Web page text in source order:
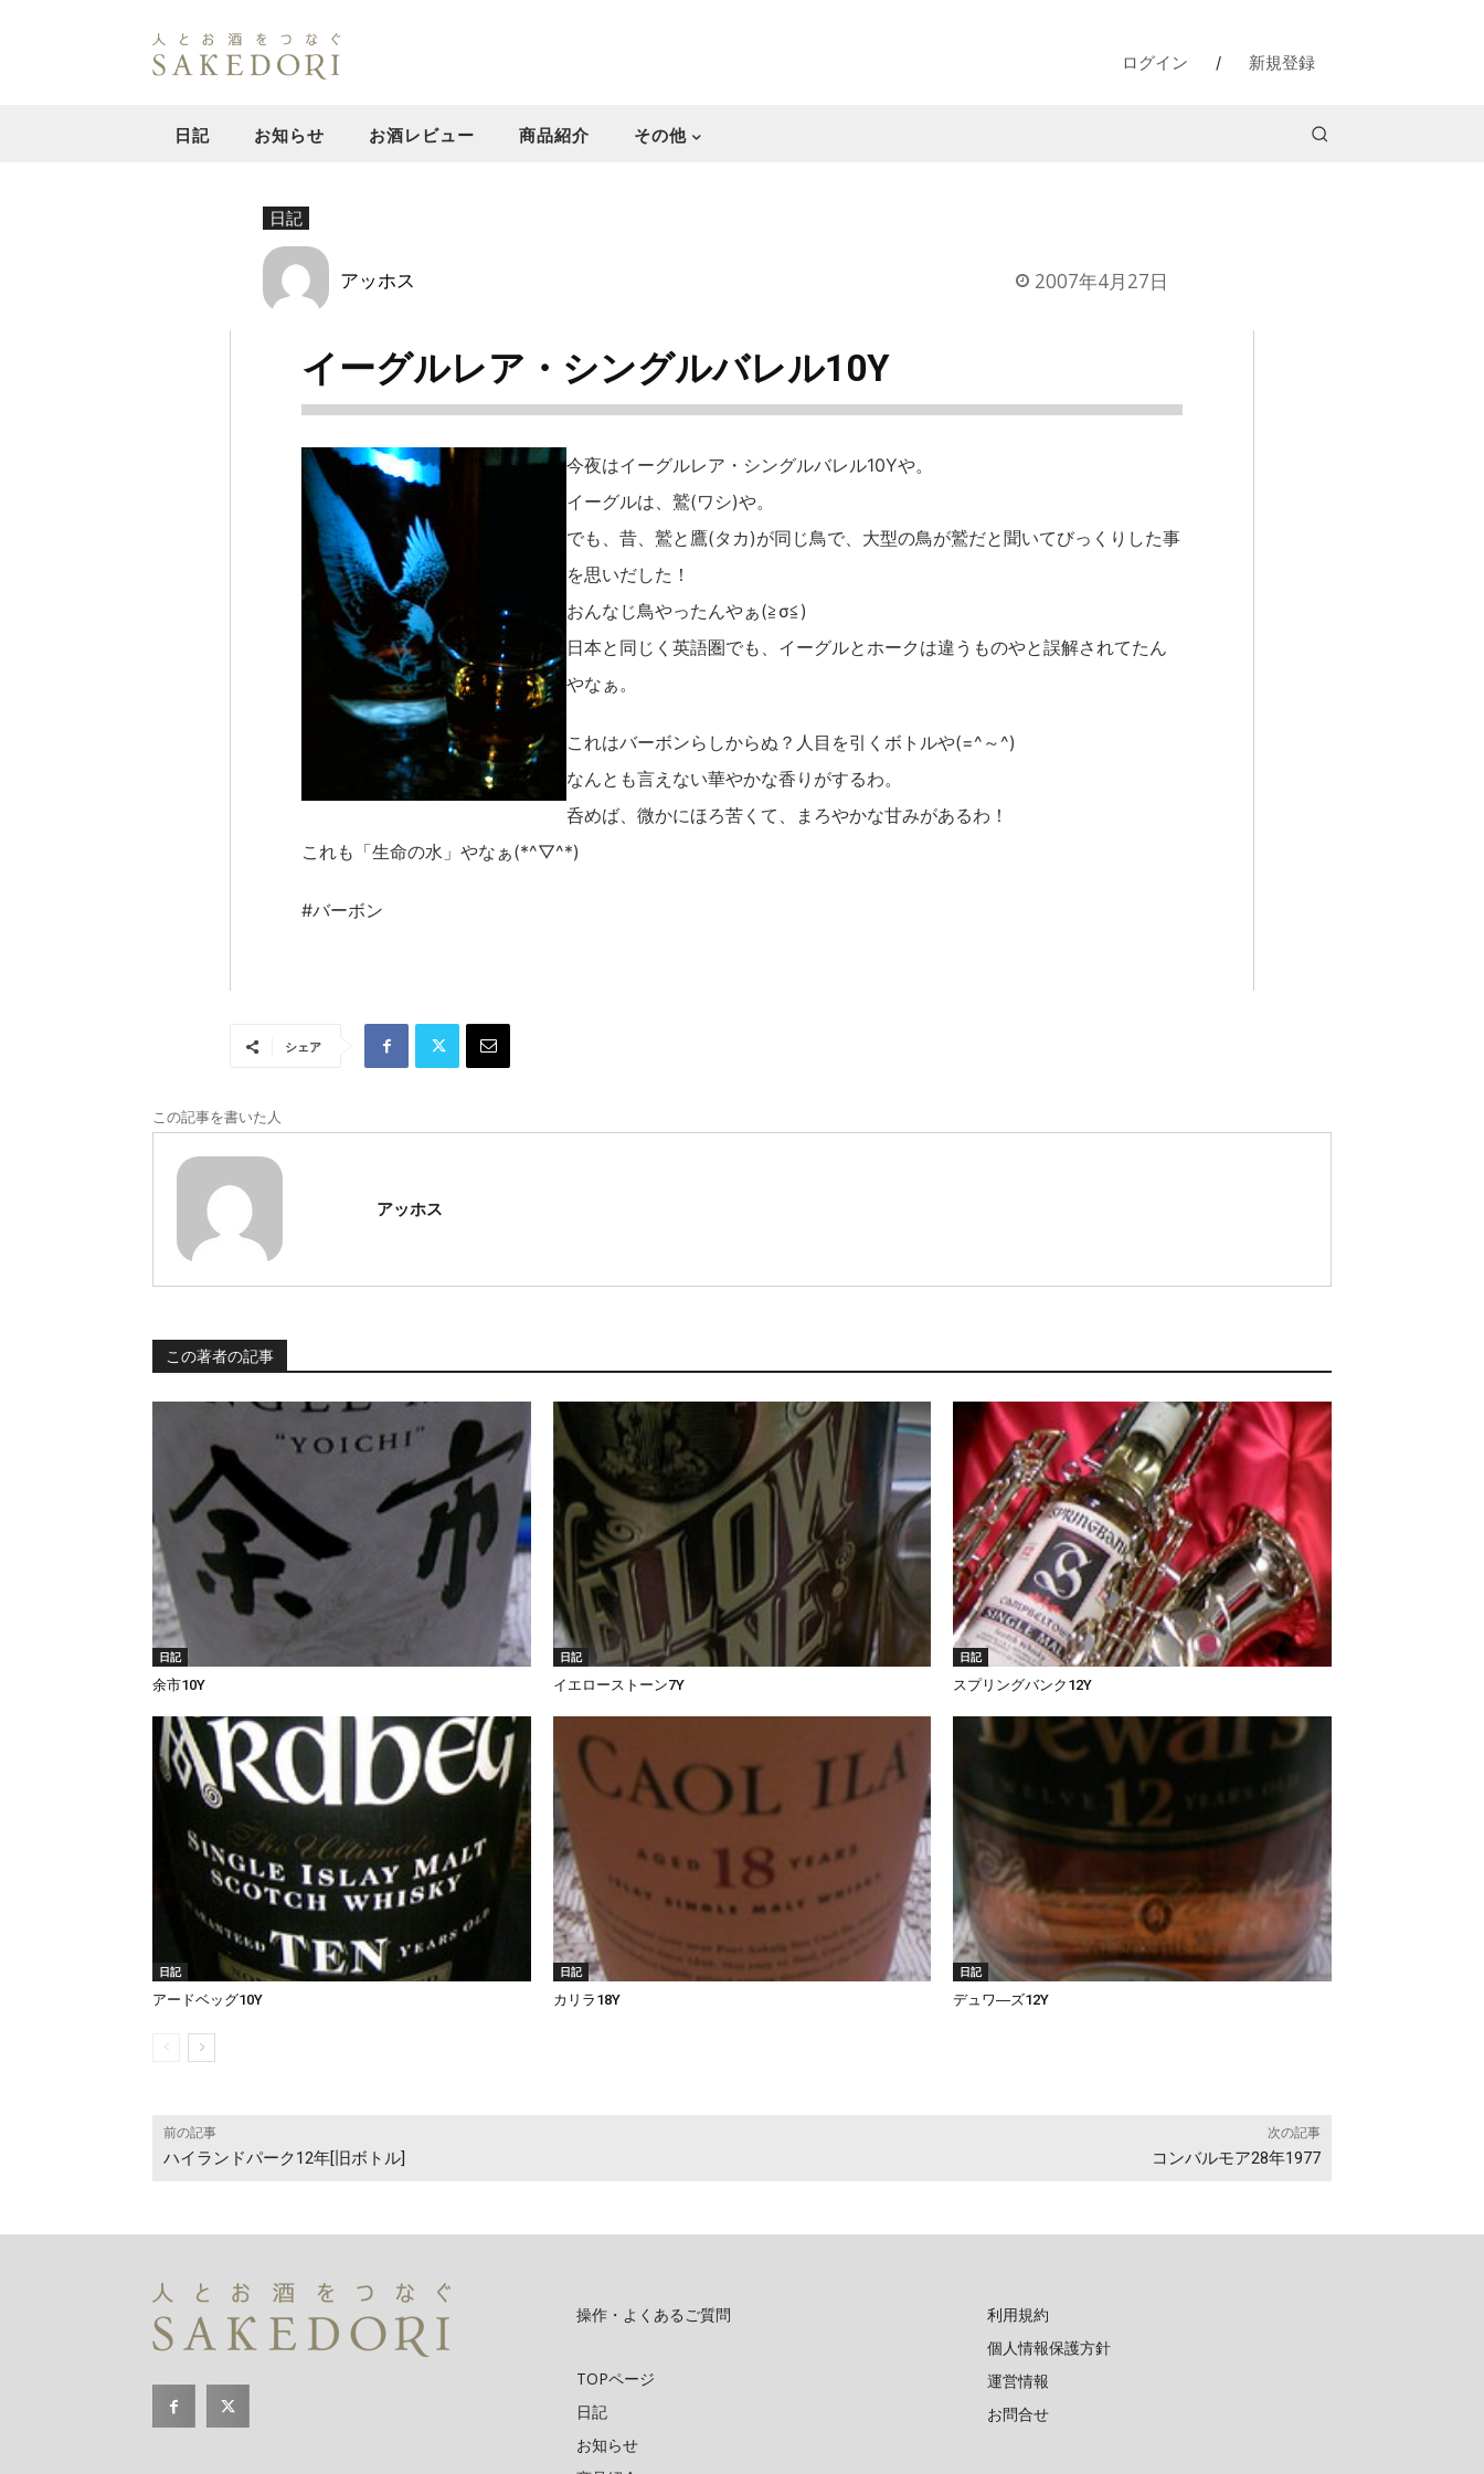
ログイン / 新規登録
日記 お知らせ お酒レビュー 商品紹介 その他
日記
アッホス 2007年4月27日
イーグルレア・シングルバレル10Y
今夜はイーグルレア・シングルバレル10Yや。
イーグルは、鷲(ワシ)や。
でも、昔、鷲と鷹(タカ)が同じ鳥で、大型の鳥が鷲だと聞いてびっくりした事
を思いだした！
おんなじ鳥やったんやぁ(≧σ≦)
日本と同じく英語圏でも、イーグルとホークは違うものやと誤解されてたん
やなぁ。
これはバーボンらしからぬ？人目を引くボトルや(=^～^)
なんとも言えない華やかな香りがするわ。
呑めば、微かにほろ苦くて、まろやかな甘みがあるわ！
これも「生命の水」やなぁ(*^▽^*)
#バーボン
シェア
この記事を書いた人
アッホス
この著者の記事
日記
余市10Y
日記
イエローストーン7Y
日記
スプリングバンク12Y
日記
アードベッグ10Y
日記
カリラ18Y
日記
デュワ―ズ12Y
前の記事
ハイランドパーク12年[旧ボトル]
次の記事
コンバルモア28年1977
操作・よくあるご質問
TOPページ
日記
お知らせ
利用規約
個人情報保護方針
運営情報
お問合せ